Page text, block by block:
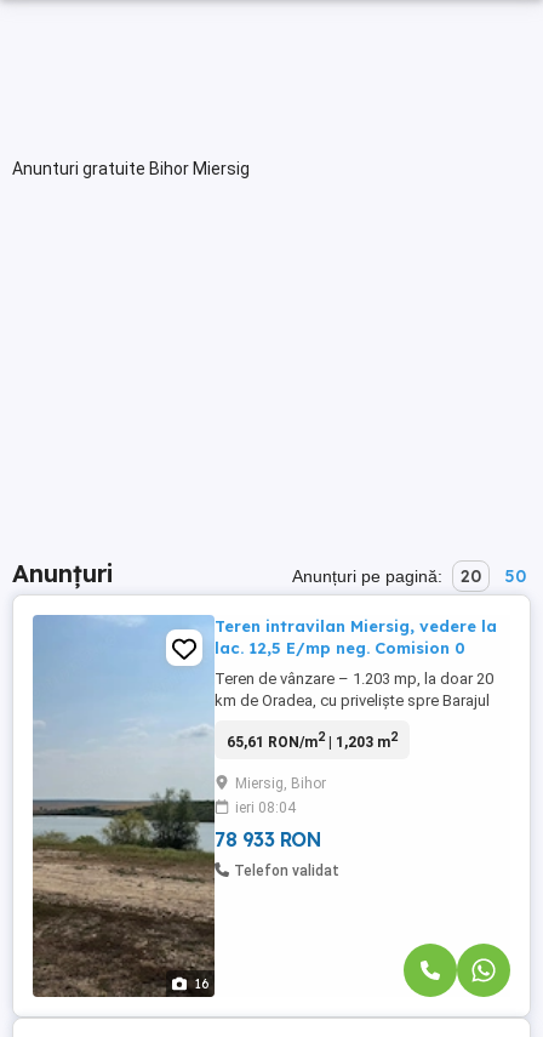
Anunturi gratuite Bihor Miersig
Anunțuri Anunțuri pe pagină: 20 50
16
Teren intravilan Miersig, vedere la
lac. 12,5 E/mp neg. Comision 0
Teren de vânzare – 1.203 mp, la doar 20
km de Oradea, cu priveliște spre Barajul
037,50 Euro Vă propunem spre vânzare un
mp, situat la aproximativ 20 km de Oradea,
într-o zonă liniștită, ideală pentru
construirea unei ...
65,61 RON/m2| 1,203 m2
Miersig, Bihor
ieri 08:04
78 933 RON
Telefon validat